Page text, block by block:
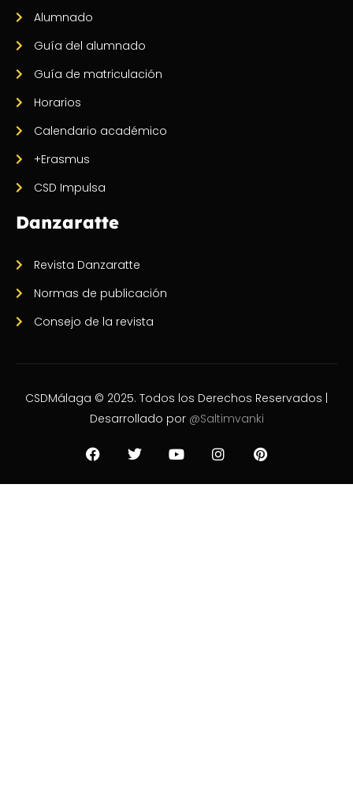
Alumnado
Guía del alumnado
Guía de matriculación
Horarios
Calendario académico
+Erasmus
CSD Impulsa
Danzaratte
Revista Danzaratte
Normas de publicación
Consejo de la revista
CSDMálaga © 2025. Todos los Derechos Reservados |
Desarrollado por @Saltimvanki